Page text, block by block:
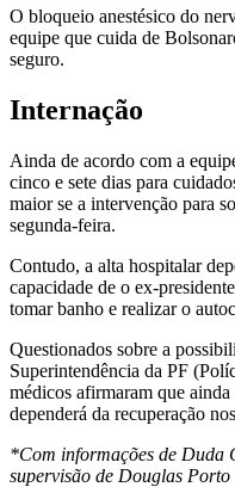
O bloqueio anestésico do
equipe que cuida de
seguro.
Internação
Ainda de acordo com a
cinco e sete dias para
maior se a intervenção para
segunda-feira.
Contudo, a alta hospitalar
capacidade de o ex-
tomar banho e realizar o
Questionados sobre a
Superintendência da PF
médicos afirmaram que
dependerá da recuperação
*Com informações de Duda
supervisão de Douglas Porto